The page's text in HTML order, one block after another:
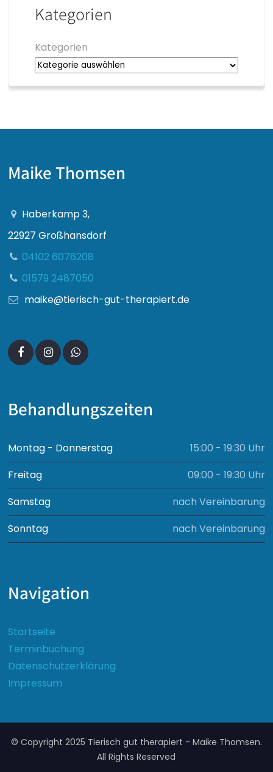
Kategorien
Kategorien
Maike Thomsen
Haberkamp 3,
22927 Großhansdorf
04102 6076208
01579 2487050
maike@tierisch-gut-therapiert.de
Behandlungszeiten
Montag - Donnerstag
15:00 - 19:30 Uhr
Freitag
09:00 - 19:30 Uhr
Samstag
nach Vereinbarung
Sonntag
nach Vereinbarung
Navigation
Startseite
Terminbuchung
Datenschutzerklärung
Impressum
© Copyright 2025 Tierisch gut therapiert - Maike Thomsen.
All Rights Reserved